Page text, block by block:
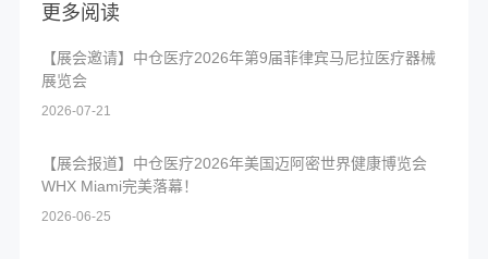
更多阅读
【展会邀请】中仓医疗2026年第9届菲律宾马尼拉医疗器械
展览会
2026-07-21
【展会报道】中仓医疗2026年美国迈阿密世界健康博览会
WHX Miami完美落幕！
2026-06-25